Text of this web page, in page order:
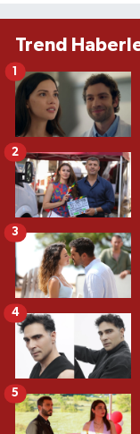
Trend
1
2
3
4
5